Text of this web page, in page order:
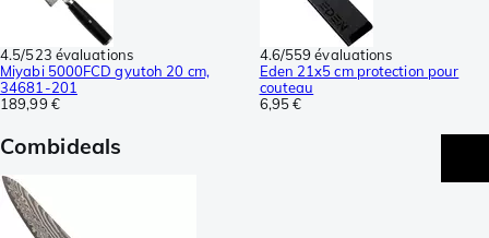
4.5/523 évaluations
Miyabi 5000FCD gyutoh 20 cm,
34681-201
189,99 €
4.6/559 évaluations
Eden 21x5 cm protection pour
couteau
6,95 €
Combideals